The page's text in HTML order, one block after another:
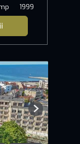
1999
Next